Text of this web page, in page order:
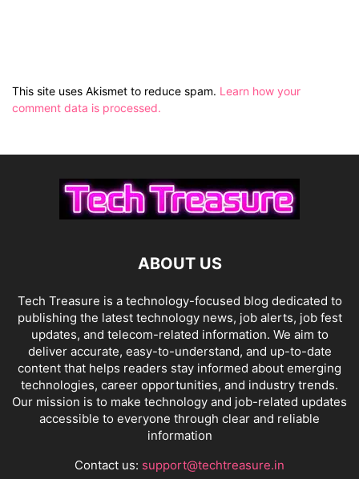
This site uses Akismet to reduce spam. Learn how your
comment data is processed.
ABOUT US
Tech Treasure is a technology-focused blog dedicated to
publishing the latest technology news, job alerts, job fest
updates, and telecom-related information. We aim to
deliver accurate, easy-to-understand, and up-to-date
content that helps readers stay informed about emerging
technologies, career opportunities, and industry trends.
Our mission is to make technology and job-related updates
accessible to everyone through clear and reliable
information
Contact us: support@techtreasure.in